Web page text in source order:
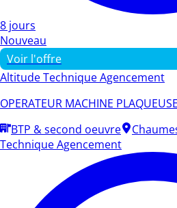
8 jours
Nouveau
Voir l'offre
Altitude Technique Agencement
OPERATEUR MACHINE
BTP & second oeuvre
Technique Agencement